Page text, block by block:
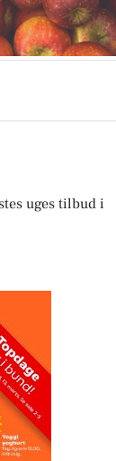
uges tilbud i